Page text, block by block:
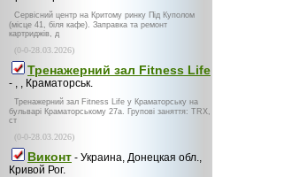
Сервісний центр на Критому ринку Під Куполом
(місце 41, біля кафе). Заправка та ремонт
картриджів, д
(0-0-28.03.2026)
Тренажерний зал Fitness Life
- , , Краматорськ.
Тренажерний зал Fitness Life у Краматорську на
бульварі Краматорському 27а. Групові заняття: TRX,
ст
(0-0-28.03.2026)
Виконт - Украина, Донецкая обл.,
Кривой Рог.